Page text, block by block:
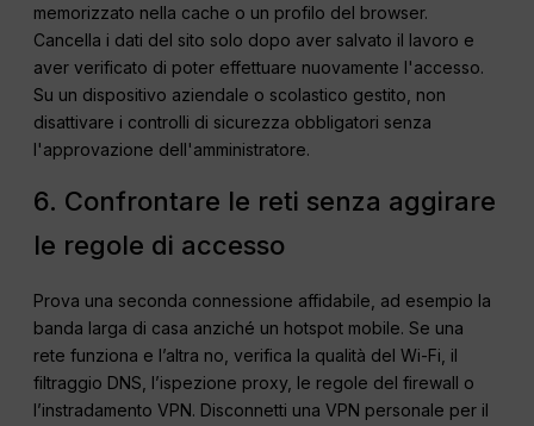
memorizzato nella cache o un profilo del browser.
Cancella i dati del sito solo dopo aver salvato il lavoro e
aver verificato di poter effettuare nuovamente l'accesso.
Su un dispositivo aziendale o scolastico gestito, non
disattivare i controlli di sicurezza obbligatori senza
l'approvazione dell'amministratore.
6. Confrontare le reti senza aggirare
le regole di accesso
Prova una seconda connessione affidabile, ad esempio la
banda larga di casa anziché un hotspot mobile. Se una
rete funziona e l’altra no, verifica la qualità del Wi-Fi, il
filtraggio DNS, l’ispezione proxy, le regole del firewall o
l’instradamento VPN. Disconnetti una VPN personale per il